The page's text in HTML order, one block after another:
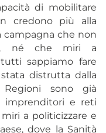
di mobilitare
credono più alla
campagna che non
né che miri a
sappiamo fare
distrutta dalla
Regioni sono già
imprenditori e reti
a politicizzare e
dove la Sanità